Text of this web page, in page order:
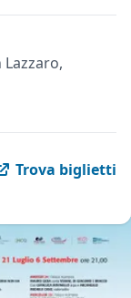
Lazzaro,
Trova biglietti